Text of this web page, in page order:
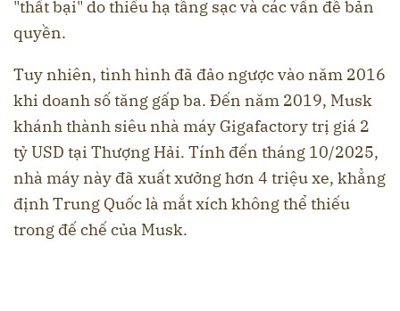
"thất bại" do thiếu hạ tầng sạc và các vấn đề bản
quyền.
Tuy nhiên, tình hình đã đảo ngược vào năm 2016
khi doanh số tăng gấp ba. Đến năm 2019, Musk
khánh thành siêu nhà máy Gigafactory trị giá 2
tỷ USD tại Thượng Hải. Tính đến tháng 10/2025,
nhà máy này đã xuất xưởng hơn 4 triệu xe, khẳng
định Trung Quốc là mắt xích không thể thiếu
trong đế chế của Musk.